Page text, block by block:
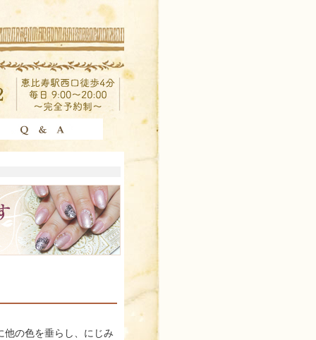
他の色を垂らし、にじみ